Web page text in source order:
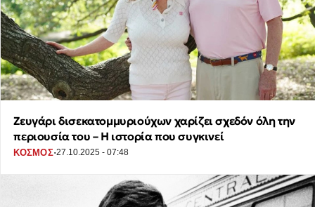
Ζευγάρι δισεκατομμυριούχων χαρίζει σχεδόν όλη την
περιουσία του – Η ιστορία που συγκινεί
ΚΟΣΜΟΣ·27.10.2025 - 07:48